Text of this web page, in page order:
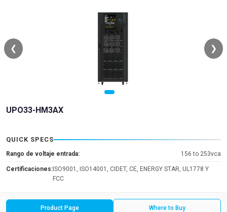
❮ ❯
UPO33-HM3AX
QUICK SPECS
Rango de voltaje entrada: 156 to 253vca
Certificaciones: ISO9001, ISO14001, CIDET, CE, ENERGY STAR, UL1778 Y
FCC
Product Page Where to Buy